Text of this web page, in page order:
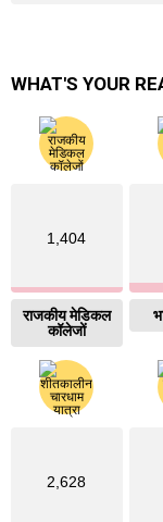
WHAT'S YOUR
1,404
राजकीय मेडिकल
कॉलेजों
2,628